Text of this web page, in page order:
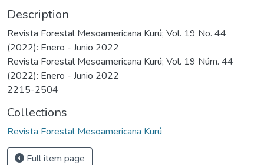
Description
Revista Forestal Mesoamericana Kurú; Vol. 19 No. 44
(2022): Enero - Junio 2022
Revista Forestal Mesoamericana Kurú; Vol. 19 Núm. 44
(2022): Enero - Junio 2022
2215-2504
Collections
Revista Forestal Mesoamericana Kurú
Full item page